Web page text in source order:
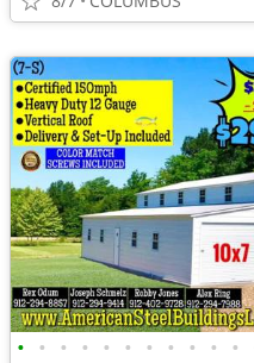
• • • • • • • • • • •